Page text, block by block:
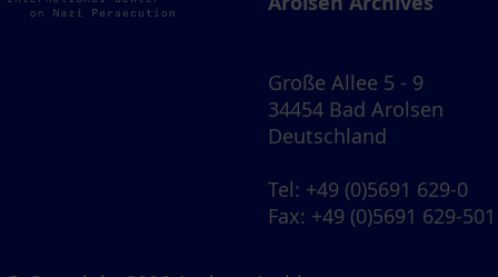
Große Allee 5 - 9
34454 Bad Arolsen
Deutschland
Tel: +49 (0)5691 629-0
Fax: +49 (0)5691 629-501